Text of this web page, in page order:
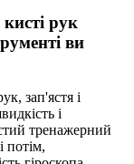
рук
ви
зап'ястя і
і
тренажерний
потім,